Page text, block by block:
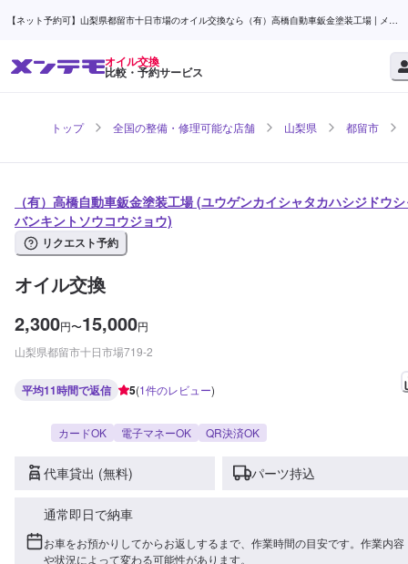
【ネット予約可】山梨県都留市十日市場のオイル交換なら（有）高橋自動車鈑金塗装工場 | メン
オイル交換
比較・予約サービス
トップ 全国の整備・修理可能な店舗 山梨県 都留市
（有）高橋自動車鈑金塗装工場 (ユウゲンカイシャタカハシジドウ
バンキントソウコウジョウ)
リクエスト予約
オイル交換
2,300円〜15,000円
山梨県都留市十日市場719-2
平均11時間で返信 5(1件のレビュー)
カードOK 電子マネーOK QR決済OK
代車貸出 (無料) パーツ持込
通常即日で納車
お車をお預かりしてからお返しするまで、作業時間の目安です。作業内容
や状況によって変わる可能性があります。